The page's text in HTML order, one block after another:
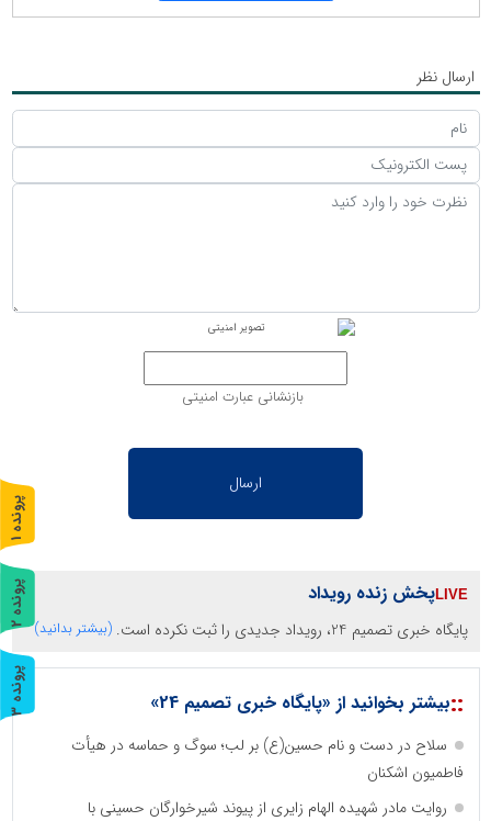
ارسال نظر
بازنشانی عبارت امنیتی
پخش زنده رویداد
پایگاه خبری تصمیم 24، رویداد جدیدی را ثبت نکرده است. (بیشتر بدانید)
::بیشتر بخوانید از «پایگاه خبری تصمیم 24»
سلاح در دست و نام حسین(ع) بر لب؛ سوگ و حماسه در هیأت
فاطمیون اشکنان
روایت مادر شهیده الهام زایری از پیوند شیرخوارگان حسینی با
پ
ر
و
ن
د
ه
1
پ
ر
و
ن
د
ه
2
پ
ر
و
ن
د
ه
3